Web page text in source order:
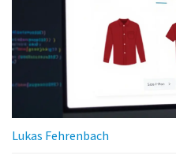
Lukas Fehrenbach